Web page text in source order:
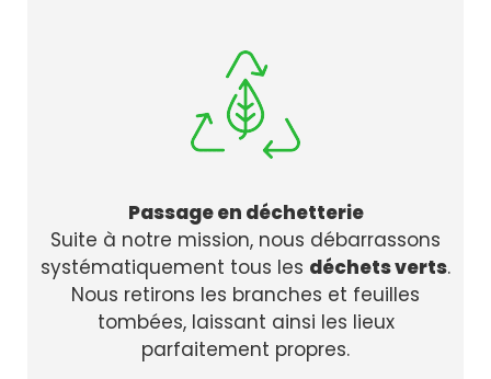
Passage en déchetterie
Suite à notre mission, nous débarrassons
systématiquement tous les déchets verts.
Nous retirons les branches et feuilles
tombées, laissant ainsi les lieux
parfaitement propres.